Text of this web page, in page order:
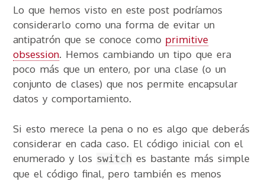
Lo que hemos visto en este post podríamos
considerarlo como una forma de evitar un
antipatrón que se conoce comoprimitive
obsession. Hemos cambiando un tipo que era
poco más que un entero, por una clase (o un
conjunto de clases) que nos permite encapsular
datos y comportamiento.
Si esto merece la pena o no es algo que deberás
considerar en cada caso. El código inicial con el
enumerado y los switch es bastante más simple
que el código final, pero también es menos